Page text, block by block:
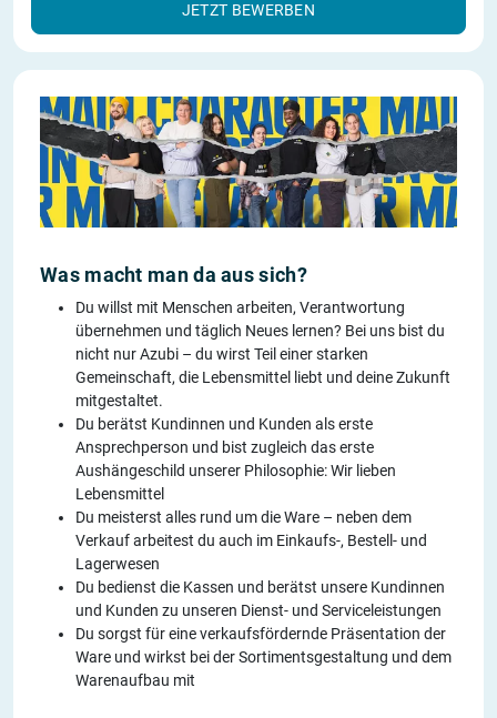
JETZT BEWERBEN
Was macht man da aus sich?
Du willst mit Menschen arbeiten, Verantwortung
übernehmen und täglich Neues lernen? Bei uns bist du
nicht nur Azubi – du wirst Teil einer starken
Gemeinschaft, die Lebensmittel liebt und deine Zukunft
mitgestaltet.
Du berätst Kundinnen und Kunden als erste
Ansprechperson und bist zugleich das erste
Aushängeschild unserer Philosophie: Wir lieben
Lebensmittel
Du meisterst alles rund um die Ware – neben dem
Verkauf arbeitest du auch im Einkaufs-, Bestell- und
Lagerwesen
Du bedienst die Kassen und berätst unsere Kundinnen
und Kunden zu unseren Dienst- und Serviceleistungen
Du sorgst für eine verkaufsfördernde Präsentation der
Ware und wirkst bei der Sortimentsgestaltung und dem
Warenaufbau mit